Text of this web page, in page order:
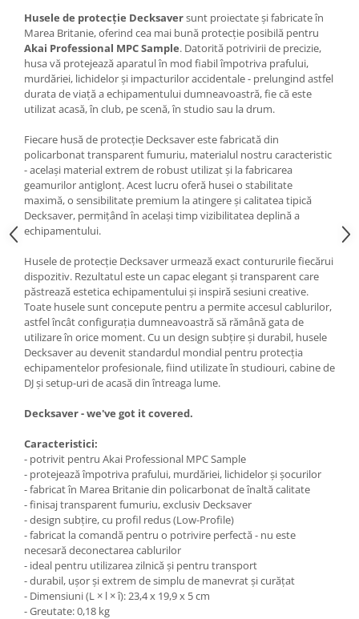
Husele de protecție Decksaversunt proiectate și fabricate în
Marea Britanie, oferind cea mai bună protecție posibilă pentru
Akai Professional MPC Sample. Datorită potrivirii de precizie,
husa vă protejează aparatul în mod fiabil împotriva prafului,
murdăriei, lichidelor și impacturilor accidentale - prelungind astfel
durata de viață a echipamentului dumneavoastră, fie că este
utilizat acasă, în club, pe scenă, în studio sau la drum.
Fiecare husă de protecție Decksaver este fabricată din
policarbonat transparent fumuriu, materialul nostru caracteristic
- același material extrem de robust utilizat și la fabricarea
geamurilor antiglonț. Acest lucru oferă husei o stabilitate
maximă, o sensibilitate premium la atingere și calitatea tipică
Decksaver, permițând în același timp vizibilitatea deplină a
echipamentului.
Husele de protecție Decksaver urmează exact contururile fiecărui
dispozitiv. Rezultatul este un capac elegant și transparent care
păstrează estetica echipamentului și inspiră sesiuni creative.
Toate husele sunt concepute pentru a permite accesul cablurilor,
astfel încât configurația dumneavoastră să rămână gata de
utilizare în orice moment. Cu un design subțire și durabil, husele
Decksaver au devenit standardul mondial pentru protecția
echipamentelor profesionale, fiind utilizate în studiouri, cabine de
DJ și setup-uri de acasă din întreaga lume.
Decksaver - we've got it covered.
Caracteristici:
- potrivit pentru Akai Professional MPC Sample
- protejează împotriva prafului, murdăriei, lichidelor și șocurilor
- fabricat în Marea Britanie din policarbonat de înaltă calitate
- finisaj transparent fumuriu, exclusiv Decksaver
- design subțire, cu profil redus (Low-Profile)
- fabricat la comandă pentru o potrivire perfectă - nu este
necesară deconectarea cablurilor
- ideal pentru utilizarea zilnică și pentru transport
- durabil, ușor și extrem de simplu de manevrat și curățat
- Dimensiuni (L × l × î): 23,4 x 19,9 x 5 cm
- Greutate: 0,18 kg